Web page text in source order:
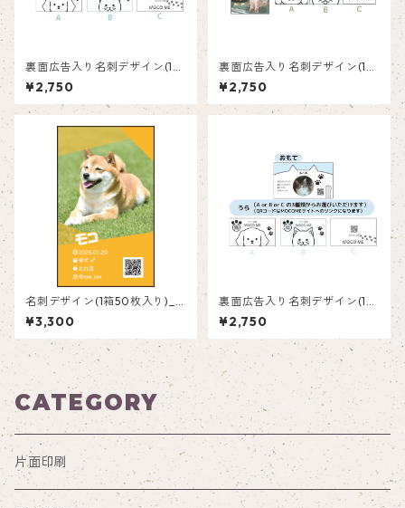
裏面広告入り名刺デザイン(1箱
50枚入り)_水玉_PD001ad
¥2,750
裏面広告入り名刺デザイン(1箱
50枚入り)_夏_SM001ad
¥2,750
名刺デザイン(1箱50枚入り)_
オレンジ縦_R001
¥3,300
裏面広告入り名刺デザイン(1箱
50枚入り)_ネコ_C002ad
¥2,750
CATEGORY
片面印刷